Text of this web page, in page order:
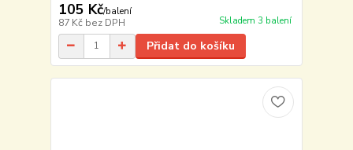
105 Kč/balení
87 Kč bez DPH Skladem 3 balení
Přidat do košíku